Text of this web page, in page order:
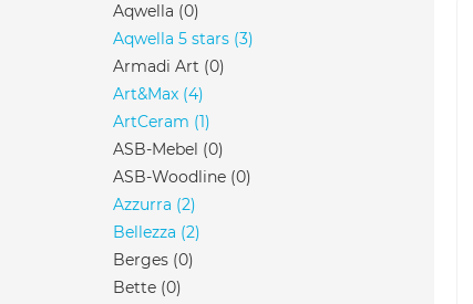
Aqwella (0)
Aqwella 5 stars (3)
Armadi Art (0)
Art&Max (4)
ArtCeram (1)
ASB-Mebel (0)
ASB-Woodline (0)
Azzurra (2)
Bellezza (2)
Berges (0)
Bette (0)